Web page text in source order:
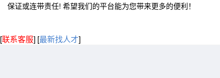
保证或连带责任! 希望我们的平台能为您带来更多的便利！
[联系客服] [最新找人才]